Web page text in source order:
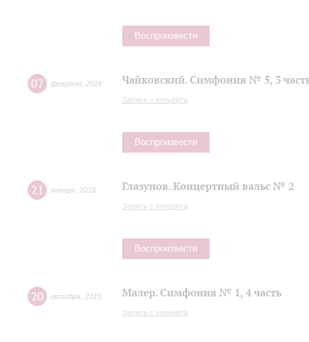
Воспроизвести
07 февраля 2016 Чайковский. Симфония № 5, 3
Запись с концерта
Воспроизвести
21 января 2016 Глазунов. Концертный вальс № 2
Запись с концерта
Воспроизвести
20 октября 2015 Малер. Симфония № 1, 4 часть
Запись с концерта